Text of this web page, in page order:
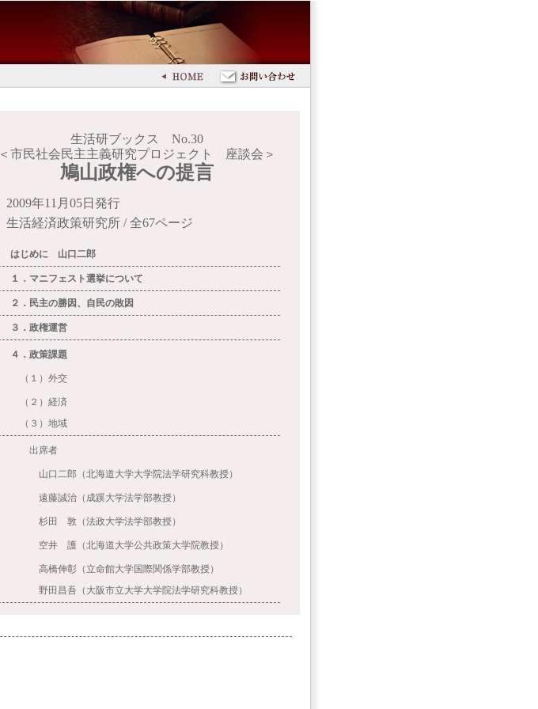
生活研ブックス No.30
＜市民社会民主主義研究プロジェクト 座談会＞
鳩山政権への提言
2009年11月05日発行
生活経済政策研究所 / 全67ページ
はじめに 山口二郎
１．マニフェスト選挙について
２．民主の勝因、自民の敗因
３．政権運営
４．政策課題
（１）外交
（２）経済
（３）地域
出席者
山口二郎（北海道大学大学院法学研究科教授）
遠藤誠治（成蹊大学法学部教授）
杉田 敦（法政大学法学部教授）
空井 護（北海道大学公共政策大学院教授）
高橋伸彰（立命館大学国際関係学部教授）
野田昌吾（大阪市立大学大学院法学研究科教授）